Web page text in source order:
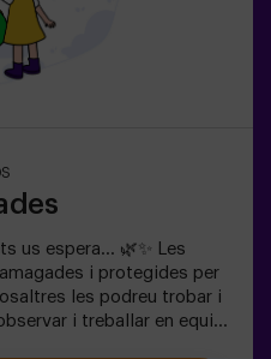
us espera… 🌿✨ Les
i protegides per
les podreu trobar i
i treballar en equip